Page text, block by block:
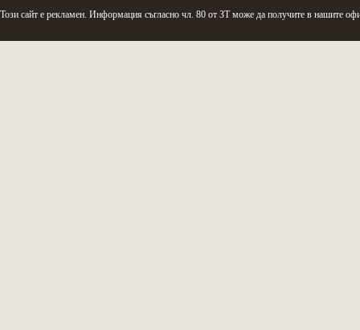
Този сайт е рекламен. Информация съгласно чл. 80 от ЗТ може да получите в нашите